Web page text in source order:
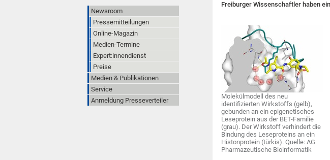
Freiburger Wissenschaftler haben
Molekülmodell des neu
identifizierten Wirkstoffs (gelb),
gebunden an ein epigenetisches
Leseprotein aus der BET-Familie
(grau). Der Wirkstoff verhindert die
Bindung des Leseproteins an ein
Histonprotein (türkis). Quelle: AG
Pharmazeutische Bioinformatik
Newsroom
Pressemitteilungen
Online-Magazin
Medien-Termine
Expert:innendienst
Preise
Medien & Publikationen
Service
Anmeldung Presseverteiler